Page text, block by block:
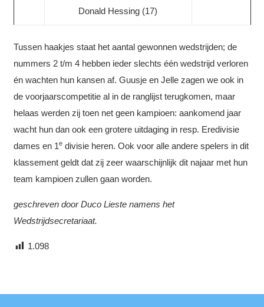
Donald Hessing (17)
Tussen haakjes staat het aantal gewonnen wedstrijden; de
nummers 2 t/m 4 hebben ieder slechts één wedstrijd verloren
én wachten hun kansen af. Guusje en Jelle zagen we ook in
de voorjaarscompetitie al in de ranglijst terugkomen, maar
helaas werden zij toen net geen kampioen: aankomend jaar
wacht hun dan ook een grotere uitdaging in resp. Eredivisie
dames en 1edivisie heren. Ook voor alle andere spelers in dit
klassement geldt dat zij zeer waarschijnlijk dit najaar met hun
team kampioen zullen gaan worden.
geschreven door Duco Lieste namens het
Wedstrijdsecretariaat.
1.098